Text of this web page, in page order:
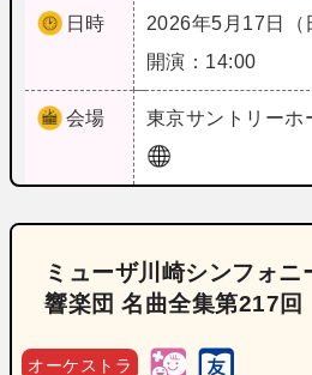
日時
2026年5月17日（
開演：14:00
会場 東京サントリーホ
ミューザ川崎シンフォニ
響楽団 名曲全集第217回
オーケストラ